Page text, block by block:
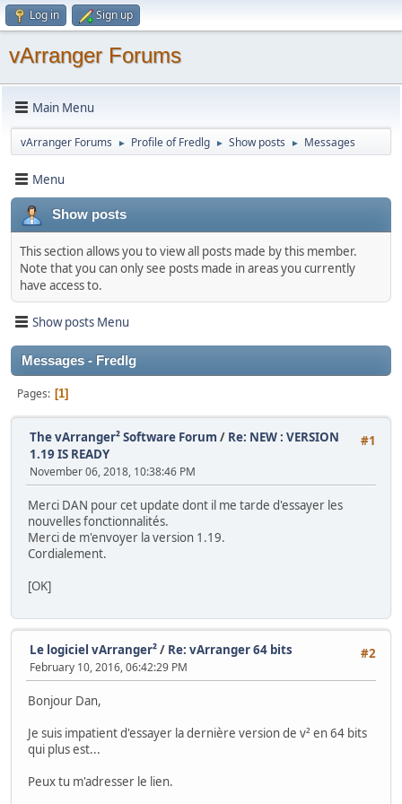
Log in Sign up
vArranger Forums
Main Menu
vArranger Forums ► Profile of Fredlg ► Show posts ► Messages
Menu
Show posts
This section allows you to view all posts made by this member.
Note that you can only see posts made in areas you currently
have access to.
Show posts Menu
Messages - Fredlg
Pages 1
#1
The vArranger² Software Forum / Re: NEW : VERSION
1.19 IS READY
November 06, 2018, 10:38:46 PM
Merci DAN pour cet update dont il me tarde d'essayer les
nouvelles fonctionnalités.
Merci de m'envoyer la version 1.19.
Cordialement.
[OK]
#2
Le logiciel vArranger²/ Re: vArranger 64 bits
February 10, 2016, 06:42:29 PM
Bonjour Dan,
Je suis impatient d'essayer la dernière version de v² en 64 bits
qui plus est...
Peux tu m'adresser le lien.